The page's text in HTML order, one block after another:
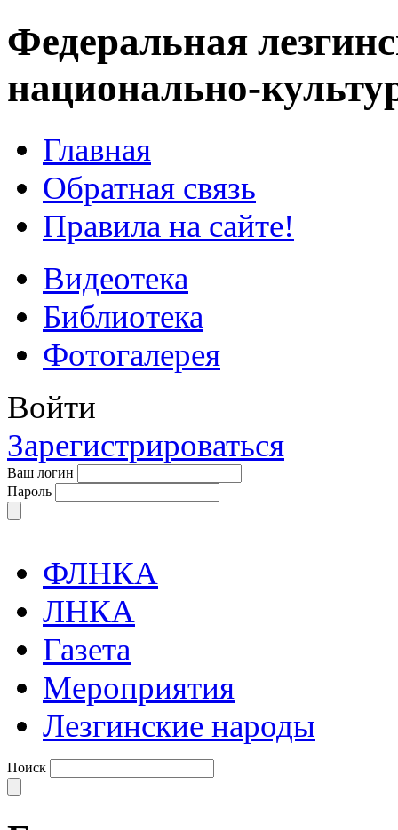
Федеральная
национально-
Главная
Обратная связь
Правила на сайте!
Видеотека
Библиотека
Фотогалерея
Войти
Зарегистрироваться
Ваш логин
Пароль
ФЛНКА
ЛНКА
Газета
Мероприятия
Лезгинские народы
Поиск